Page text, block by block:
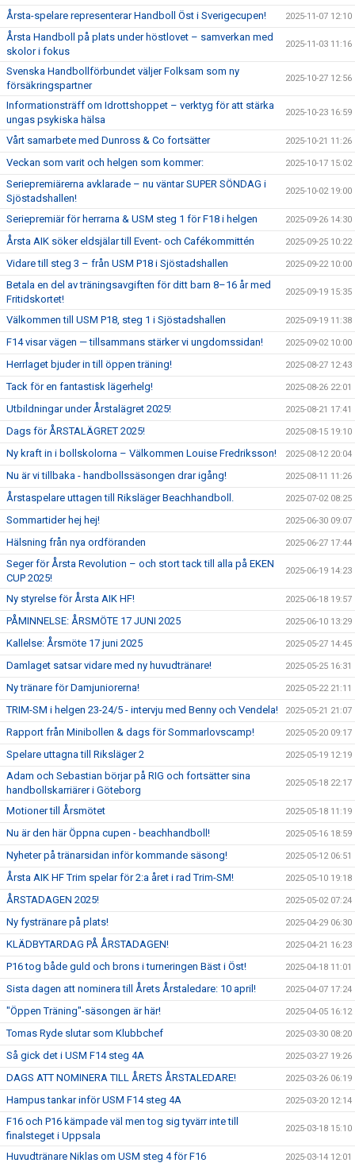
Årsta-spelare representerar Handboll Öst i Sverigecupen! 2025-11-07 12:10
Årsta Handboll på plats under höstlovet – samverkan med
skolor i fokus
2025-11-03 11:16
Svenska Handbollförbundet väljer Folksam som ny
försäkringspartner
2025-10-27 12:56
Informationsträff om Idrottshoppet – verktyg för att stärka
ungas psykiska hälsa
2025-10-23 16:59
Vårt samarbete med Dunross & Co fortsätter 2025-10-21 11:26
Veckan som varit och helgen som kommer: 2025-10-17 15:02
Seriepremiärerna avklarade – nu väntar SUPER SÖNDAG i
Sjöstadshallen!
2025-10-02 19:00
Seriepremiär för herrarna & USM steg 1 för F18 i helgen 2025-09-26 14:30
Årsta AIK söker eldsjälar till Event- och Cafékommittén 2025-09-25 10:22
Vidare till steg 3 – från USM P18 i Sjöstadshallen 2025-09-22 10:00
Betala en del av träningsavgiften för ditt barn 8–16 år med
Fritidskortet!
2025-09-19 15:35
Välkommen till USM P18, steg 1 i Sjöstadshallen 2025-09-19 11:38
F14 visar vägen — tillsammans stärker vi ungdomssidan! 2025-09-02 10:00
Herrlaget bjuder in till öppen träning! 2025-08-27 12:43
Tack för en fantastisk lägerhelg! 2025-08-26 22:01
Utbildningar under Årstalägret 2025! 2025-08-21 17:41
Dags för ÅRSTALÄGRET 2025! 2025-08-15 19:10
Ny kraft in i bollskolorna – Välkommen Louise Fredriksson! 2025-08-12 20:04
Nu är vi tillbaka - handbollssäsongen drar igång! 2025-08-11 11:26
Årstaspelare uttagen till Riksläger Beachhandboll. 2025-07-02 08:25
Sommartider hej hej! 2025-06-30 09:07
Hälsning från nya ordföranden 2025-06-27 17:44
Seger för Årsta Revolution – och stort tack till alla på EKEN
CUP 2025!
2025-06-19 14:23
Ny styrelse för Årsta AIK HF! 2025-06-18 19:57
PÅMINNELSE: ÅRSMÖTE 17 JUNI 2025 2025-06-10 13:29
Kallelse: Årsmöte 17 juni 2025 2025-05-27 14:45
Damlaget satsar vidare med ny huvudtränare! 2025-05-25 16:31
Ny tränare för Damjuniorerna! 2025-05-22 21:11
TRIM-SM i helgen 23-24/5 - intervju med Benny och Vendela! 2025-05-21 21:07
Rapport från Minibollen & dags för Sommarlovscamp! 2025-05-20 09:17
Spelare uttagna till Riksläger 2 2025-05-19 12:19
Adam och Sebastian börjar på RIG och fortsätter sina
handbollskarriärer i Göteborg
2025-05-18 22:17
Motioner till Årsmötet 2025-05-18 11:19
Nu är den här Öppna cupen - beachhandboll! 2025-05-16 18:59
Nyheter på tränarsidan inför kommande säsong! 2025-05-12 06:51
Årsta AIK HF Trim spelar för 2:a året i rad Trim-SM! 2025-05-10 19:18
ÅRSTADAGEN 2025! 2025-05-02 07:24
Ny fystränare på plats! 2025-04-29 06:30
KLÄDBYTARDAG PÅ ÅRSTADAGEN! 2025-04-21 16:23
P16 tog både guld och brons i turneringen Bäst i Öst! 2025-04-18 11:01
Sista dagen att nominera till Årets Årstaledare: 10 april! 2025-04-07 17:24
"Öppen Träning"-säsongen är här! 2025-04-05 16:12
Tomas Ryde slutar som Klubbchef 2025-03-30 08:20
Så gick det i USM F14 steg 4A 2025-03-27 19:26
DAGS ATT NOMINERA TILL ÅRETS ÅRSTALEDARE! 2025-03-26 06:19
Hampus tankar inför USM F14 steg 4A 2025-03-20 12:14
F16 och P16 kämpade väl men tog sig tyvärr inte till
finalsteget i Uppsala
2025-03-18 15:10
Huvudtränare Niklas om USM steg 4 för F16 2025-03-14 12:01